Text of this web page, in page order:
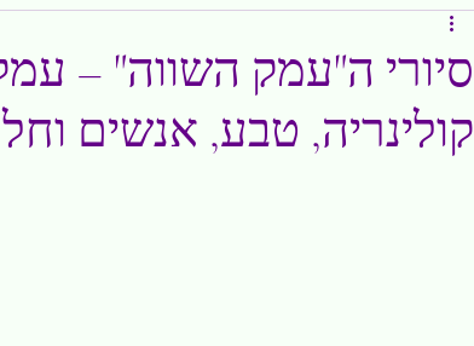
סיורי ה"עמק השווה" –
קולינריה, טבע, אנשים